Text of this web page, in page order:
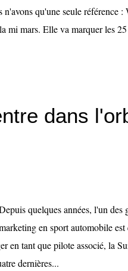
n'avons qu'une seule référence :
mars. Elle va marquer les 25
dans
quelques années, l'un des
en sport automobile est
en tant que pilote associé, la
dernières...